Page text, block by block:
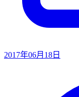
2017年06月18日